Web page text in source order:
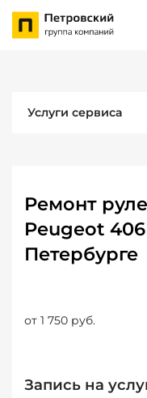
Услуги сервиса
Ремонт
Peugeot
Петербурге
от 1 750 руб.
Запись на